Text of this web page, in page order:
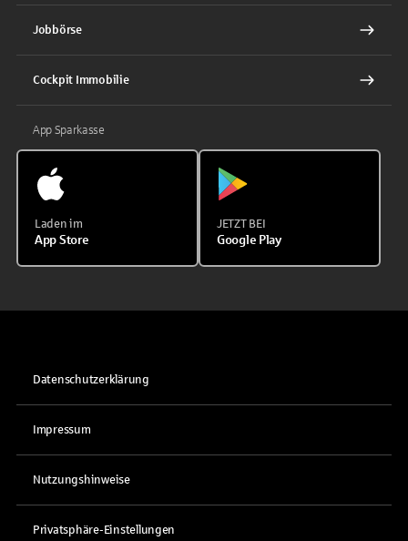
Jobbörse
Cockpit Immobilie
App Sparkasse
Laden im
App Store
JETZT BEI
Google Play
Datenschutzerklärung
Impressum
Nutzungshinweise
Privatsphäre-Einstellungen